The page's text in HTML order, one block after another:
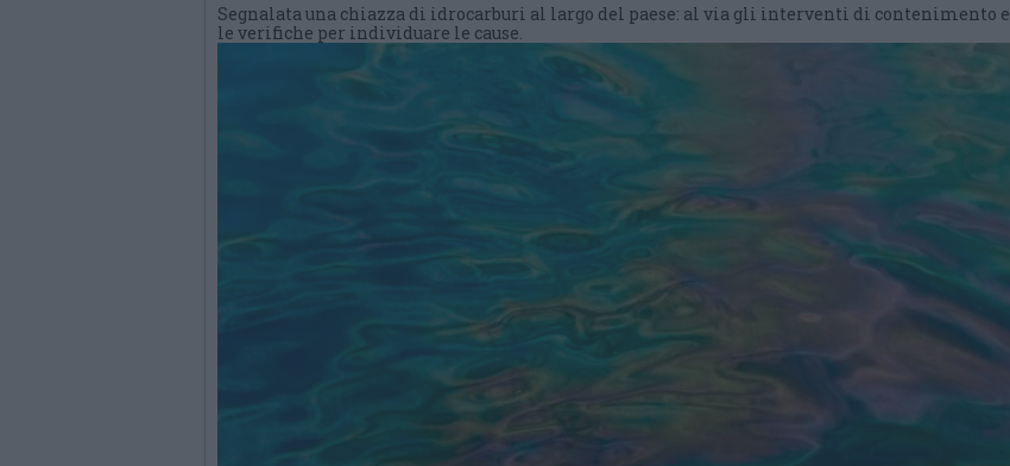
Segnalata una chiazza di idrocarburi al largo del paese: al via gli interventi di contenimento e
le verifiche per individuare le cause.